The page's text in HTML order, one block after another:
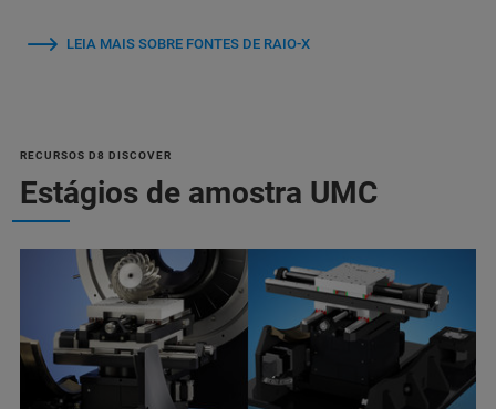
LEIA MAIS SOBRE FONTES DE RAIO-X
RECURSOS D8 DISCOVER
Estágios de amostra UMC